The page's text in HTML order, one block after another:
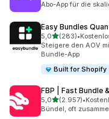
Abo-App für die
Easy Bundles
5,0von 5 Sternen
(283)
283 Rezensionen
•
Steigere den AOV
Bundle-App
Built for Shopify
FBP | Fast Bundle
5,0von 5 Sternen
(2.957)
2957 Rezensionen
•
Bündel, oft